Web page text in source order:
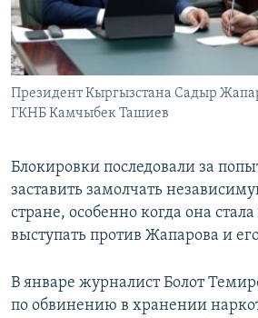
Президент Кыргызстана Садыр
ГКНБ Камчыбек Ташиев
Блокировки последовали за
заставить замолчать
стране, особенно когда она
выступать против Жапарова и
В январе журналист Болот
по обвинению в хранении